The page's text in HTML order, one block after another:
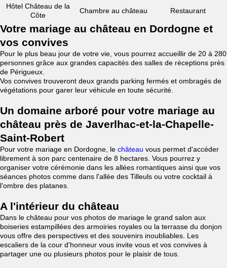
Hôtel Château de la
Côte
Chambre au château Restaurant
Votre mariage au château en Dordogne et
vos convives
Pour le plus beau jour de votre vie, vous pourrez accueillir de 20 à 280
personnes grâce aux grandes capacités des salles de réceptions près
de Périgueux.
Vos convives trouveront deux grands parking fermés et ombragés de
végétations pour garer leur véhicule en toute sécurité.
Un domaine arboré pour votre mariage au
château près de Javerlhac-et-la-Chapelle-
Saint-Robert
Pour votre mariage en Dordogne, le château vous permet d'accéder
librement à son parc centenaire de 8 hectares. Vous pourrez y
organiser votre cérémonie dans les allées romantiques ainsi que vos
séances photos comme dans l'allée des Tilleuls ou votre cocktail à
l'ombre des platanes.
A l'intérieur du château
Dans le château pour vos photos de mariage le grand salon aux
boiseries estampillées des armoiries royales ou la terrasse du donjon
vous offre des perspectives et des souvenirs inoubliables. Les
escaliers de la cour d'honneur vous invite vous et vos convives à
partager une ou plusieurs photos pour le plaisir de tous.